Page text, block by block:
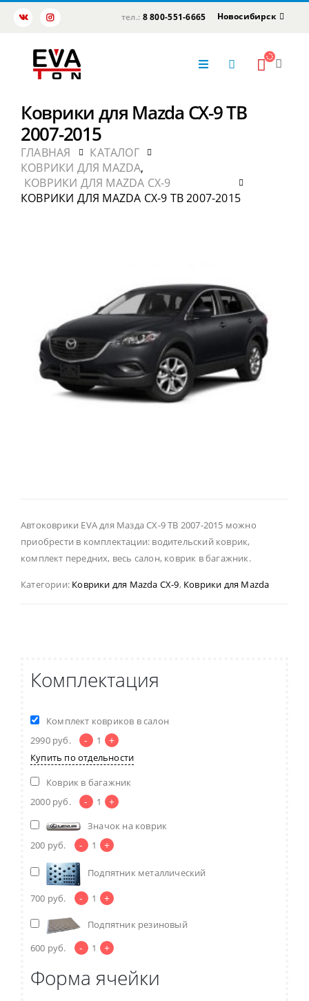
тел.: 8 800-551-6665 Новосибирск
Коврики для Mazda CX-9 TB
2007-2015
ГЛАВНАЯ
КАТАЛОГ
КОВРИКИ ДЛЯ MAZDA,
КОВРИКИ ДЛЯ MAZDA CX-9
КОВРИКИ ДЛЯ MAZDA CX-9 TB 2007-2015
Автоковрики EVA для Мазда CX-9 ТВ 2007-2015 можно
приобрести в комплектации: водительский коврик,
комплект передних, весь салон, коврик в багажник.
Категории: Коврики для Mazda CX-9, Коврики для Mazda
Комплектация
Комплект ковриков в салон
2990 руб. - 1 +
Купить по отдельности
Коврик в багажник
2000 руб. - 1 +
Значок на коврик
200 руб. - 1 +
Подпятник металлический
700 руб. - 1 +
Подпятник резиновый
600 руб. - 1 +
Форма ячейки